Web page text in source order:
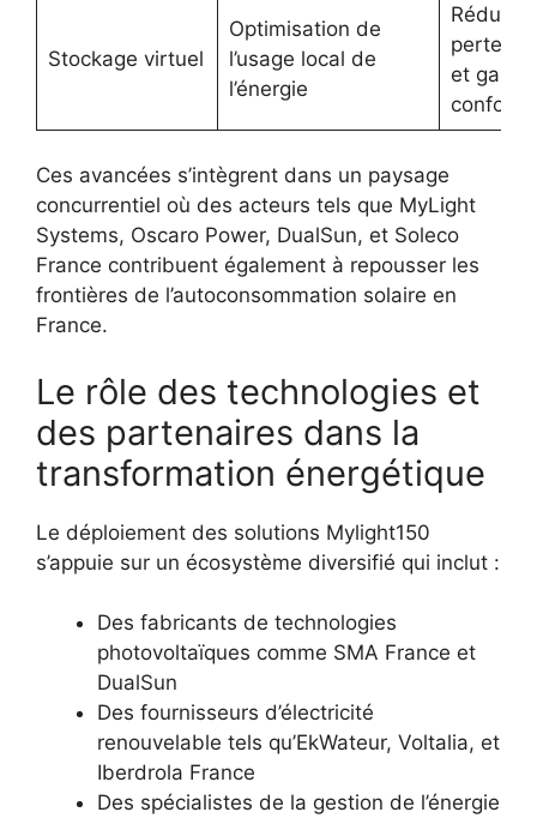
Stockage virtuel
Optimisation de
l’usage local de
l’énergie
pertes
et gain
confort
Ces avancées s’intègrent dans un paysage
concurrentiel où des acteurs tels que MyLight
Systems, Oscaro Power, DualSun, et Soleco
France contribuent également à repousser les
frontières de l’autoconsommation solaire en
France.
Le rôle des technologies et
des partenaires dans la
transformation énergétique
Le déploiement des solutions Mylight150
s’appuie sur un écosystème diversifié qui inclut :
Des fabricants de technologies
photovoltaïques comme SMA France et
DualSun
Des fournisseurs d’électricité
renouvelable tels qu’EkWateur, Voltalia, et
Iberdrola France
Des spécialistes de la gestion de l’énergie